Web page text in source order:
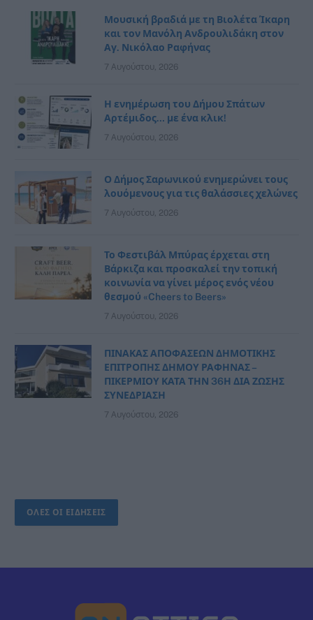
Μουσική βραδιά με τη Βιολέτα Ίκαρη
και τον Μανόλη Ανδρουλιδάκη στον
Αγ. Νικόλαο Ραφήνας
7 Αυγούστου, 2026
Η ενημέρωση του Δήμου Σπάτων
Αρτέμιδος… με ένα κλικ!
7 Αυγούστου, 2026
Ο Δήμος Σαρωνικού ενημερώνει τους
λουόμενους για τις θαλάσσιες χελώνες
7 Αυγούστου, 2026
Το Φεστιβάλ Μπύρας έρχεται στη
Βάρκιζα και προσκαλεί την τοπική
κοινωνία να γίνει μέρος ενός νέου
θεσμού «Cheers to Beers»
7 Αυγούστου, 2026
ΠΙΝΑΚΑΣ ΑΠΟΦΑΣΕΩΝ ΔΗΜΟΤΙΚΗΣ
ΕΠΙΤΡΟΠΗΣ ΔΗΜΟΥ ΡΑΦΗΝΑΣ –
ΠΙΚΕΡΜΙΟΥ ΚΑΤΑ ΤΗΝ 36Η ΔΙΑ ΖΩΣΗΣ
ΣΥΝΕΔΡΙΑΣΗ
7 Αυγούστου, 2026
ΟΛΕΣ ΟΙ ΕΙΔΗΣΕΙΣ